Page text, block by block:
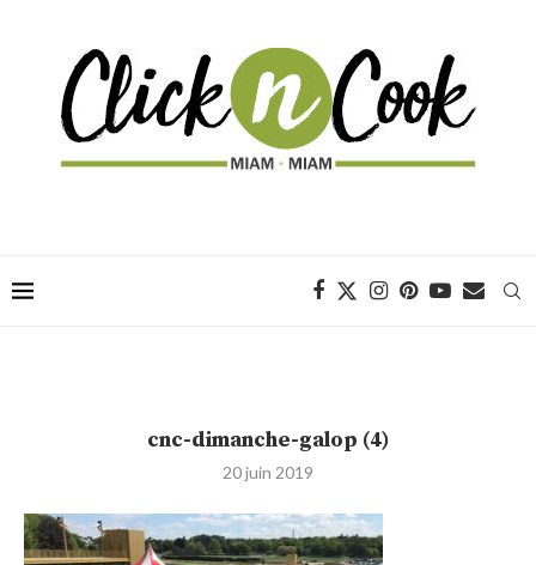
cnc-dimanche-galop (4)
20 juin 2019